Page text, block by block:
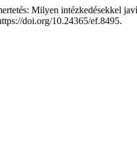
Milyen intézkedésekkel
doi.org/10.24365/ef.8495.